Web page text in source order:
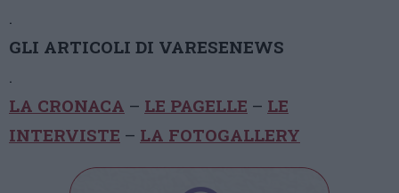
.
GLI ARTICOLI DI VARESENEWS
.
LA CRONACA – LE PAGELLE – LE
INTERVISTE – LA FOTOGALLERY